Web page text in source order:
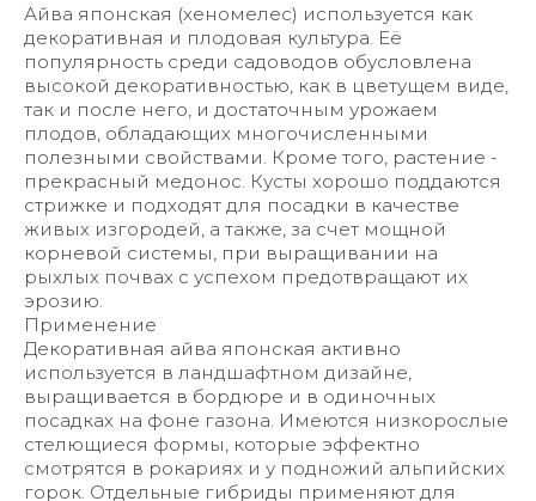
Айва японская (хеномелес) используется как
декоративная и плодовая культура. Её
популярность среди садоводов обусловлена
высокой декоративностью, как в цветущем виде,
так и после него, и достаточным урожаем
плодов, обладающих многочисленными
полезными свойствами. Кроме того, растение -
прекрасный медонос. Кусты хорошо поддаются
стрижке и подходят для посадки в качестве
живых изгородей, а также, за счет мощной
корневой системы, при выращивании на
рыхлых почвах с успехом предотвращают их
эрозию.
Применение
Декоративная айва японская активно
используется в ландшафтном дизайне,
выращивается в бордюре и в одиночных
посадках на фоне газона. Имеются низкорослые
стелющиеся формы, которые эффектно
смотрятся в рокариях и у подножий альпийских
горок. Отдельные гибриды применяют для